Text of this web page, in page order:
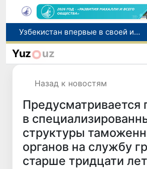
Число пользователей мобильного интернета в Узбекистане за 10 лет выросло в 4,3 раза
При содействии Генконсульства Узбекистана соотечественница, перенесшая инсульт в Алматы, вернулась на родину
Yuz uz
Назад к новостям
Предусматривается
в
структуры
органов на службу
старше тридцати лет